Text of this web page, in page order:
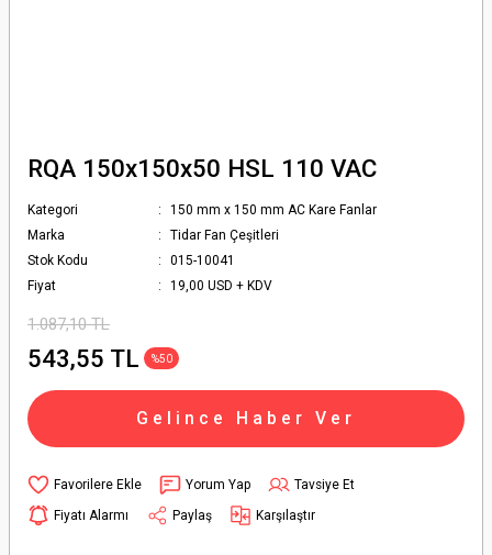
RQA 150x150x50 HSL 110 VAC
Kategori
150 mm x 150 mm AC Kare Fanlar
Marka
Tidar Fan Çeşitleri
Stok Kodu
015-10041
Fiyat
19,00 USD + KDV
1.087,10 TL
543,55 TL %50
Gelince Haber Ver
Yorum Yap
Tavsiye Et
Fiyatı Alarmı
Paylaş Karşılaştır